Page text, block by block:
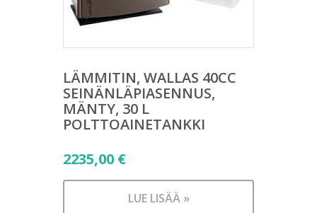
LÄMMITIN, WALLAS 40CC
SEINÄNLÄPIASENNUS,
MÄNTY, 30 L
POLTTOAINETANKKI
2235,00 €
LUE LISÄÄ »